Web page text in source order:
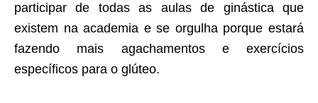
participar de todas as aulas de ginástica que
existem na academia e se orgulha porque estará
fazendo mais agachamentos e exercícios
específicos para o glúteo.